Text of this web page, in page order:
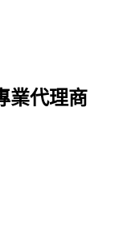
業代理商